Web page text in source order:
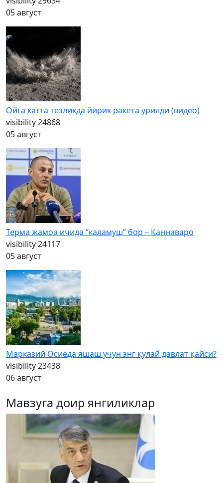
05 август
Ойга катта тезликда йирик ракета урилди (видео)
visibility24868
05 август
Терма жамоа ичида “каламуш” бор – Каннаваро
visibility24117
05 август
Марказий Осиёда яшаш учун энг қулай давлат қайси?
visibility23438
06 август
Мавзуга доир янгиликлар